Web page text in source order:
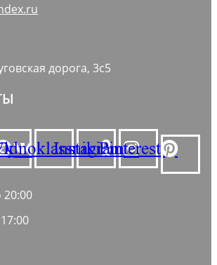
дорога, 3с5
InstagramPinterest
20:00